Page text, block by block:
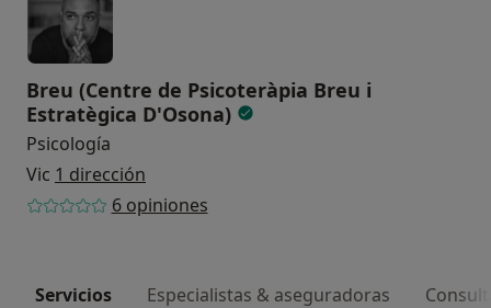
Breu (Centre de Psicoteràpia Breu i
Estratègica D'Osona)
Psicología
Vic 1 dirección
6 opiniones
Servicios Especialistas & aseguradoras